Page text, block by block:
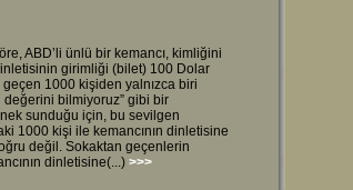
ABD’li ünlü bir kemancı, kimliğini
girimliği (bilet) 100 Dolar
1000 kişiden yalnızca biri
değerini bilmiyoruz” gibi bir
sunduğu için, bu sevilgen
1000 kişi ile kemancının dinletisine
değil. Sokaktan geçenlerin
dinletisine(...) >>>